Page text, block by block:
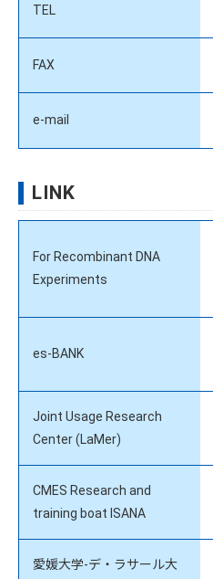
TEL
FAX
e-mail
LINK
For Recombinant DNA
Experiments
es-BANK
Joint Usage Research
Center (LaMer)
CMES Research and
training boat ISANA
愛媛大学-デ・ラサール大